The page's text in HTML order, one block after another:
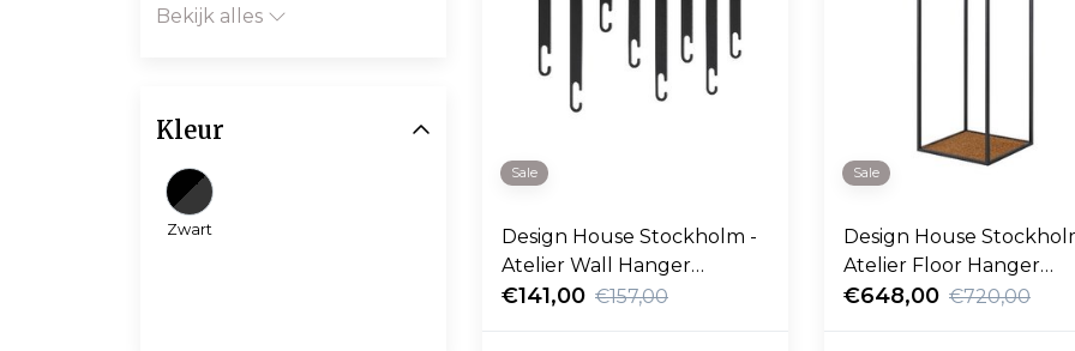
Sale
Design House Stockholm -
Atelier Wall Hanger
kapstok zwart
€141,00 €157,00
Sale
Design House
Atelier Floor Hanger
kapstok zwart
€648,00 €720,00
Bekijk alles
Kleur
Zwart